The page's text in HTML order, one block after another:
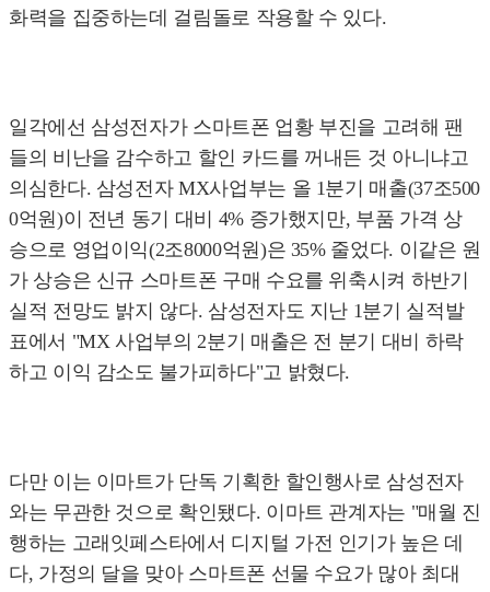
화력을 집중하는데 걸림돌로 작용할 수 있다.
일각에선 삼성전자가 스마트폰 업황 부진을 고려해 팬
들의 비난을 감수하고 할인 카드를 꺼내든 것 아니냐고
의심한다. 삼성전자 MX사업부는 올 1분기 매출(37조500
0억원)이 전년 동기 대비 4% 증가했지만, 부품 가격 상
승으로 영업이익(2조8000억원)은 35% 줄었다. 이같은 원
가 상승은 신규 스마트폰 구매 수요를 위축시켜 하반기
실적 전망도 밝지 않다. 삼성전자도 지난 1분기 실적발
표에서 "MX 사업부의 2분기 매출은 전 분기 대비 하락
하고 이익 감소도 불가피하다"고 밝혔다.
다만 이는 이마트가 단독 기획한 할인행사로 삼성전자
와는 무관한 것으로 확인됐다. 이마트 관계자는 "매월 진
행하는 고래잇페스타에서 디지털 가전 인기가 높은 데
다, 가정의 달을 맞아 스마트폰 선물 수요가 많아 최대